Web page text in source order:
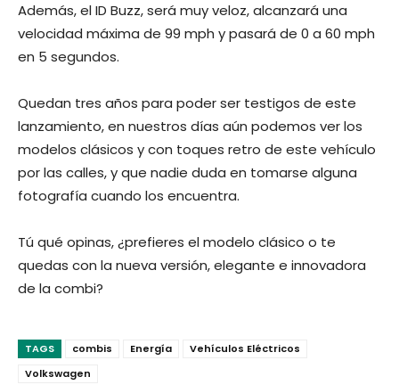
Además, el ID Buzz, será muy veloz, alcanzará una
velocidad máxima de 99 mph y pasará de 0 a 60 mph
en 5 segundos.
Quedan tres años para poder ser testigos de este
lanzamiento, en nuestros días aún podemos ver los
modelos clásicos y con toques retro de este vehículo
por las calles, y que nadie duda en tomarse alguna
fotografía cuando los encuentra.
Tú qué opinas, ¿prefieres el modelo clásico o te
quedas con la nueva versión, elegante e innovadora
de la combi?
TAGS combis Energía
Vehículos Eléctricos
Volkswagen